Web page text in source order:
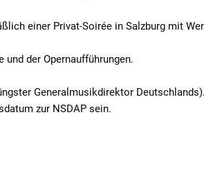
einer Privat-Soirée in Salzburg mit
der Opernaufführungen.
Generalmusikdirektor
zur NSDAP sein.